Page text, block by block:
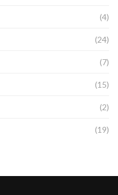
(4)
(24)
(7)
(15)
(2)
(19)